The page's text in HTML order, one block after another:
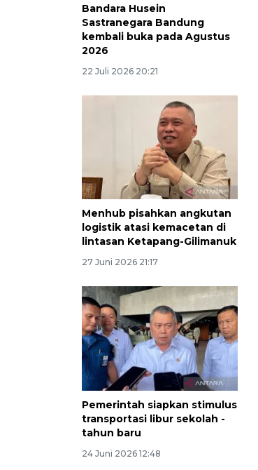
Bandara Husein
Sastranegara Bandung
kembali buka pada Agustus
2026
22 Juli 2026 20:21
Menhub pisahkan angkutan
logistik atasi kemacetan di
lintasan Ketapang-Gilimanuk
27 Juni 2026 21:17
Pemerintah siapkan stimulus
transportasi libur sekolah -
tahun baru
24 Juni 2026 12:48